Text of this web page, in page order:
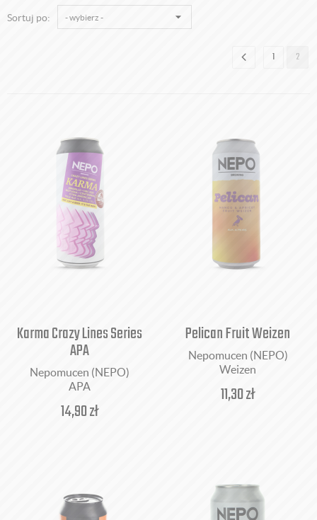
Gryfus
Magic Road
Maryensztadt
Na Jurze
Nepomucen (NEPO)
Nowomiejski
Paulaner Brauerei [Niemcy]
Privatbrauerei Gessner [Niemcy]
Rohozec [Czechy]
Wąsowo
Sortuj po:
1 2
Karma Crazy Lines Series
APA
Nepomucen (NEPO)
APA
14,90zł
Pelican Fruit Weizen
Nepomucen (NEPO)
Weizen
11,30zł